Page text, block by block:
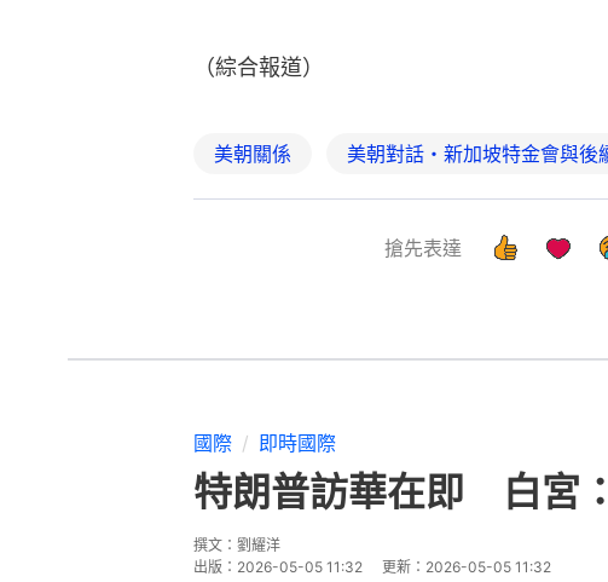
（綜合報道）
美朝關係 美朝對話・新加坡特金會與後
搶先表達
國際 即時國際
特朗普訪華在即 白宮
撰文： 劉耀洋
出版： 2026-05-05 11:32 更新： 2026-05-05 11:32